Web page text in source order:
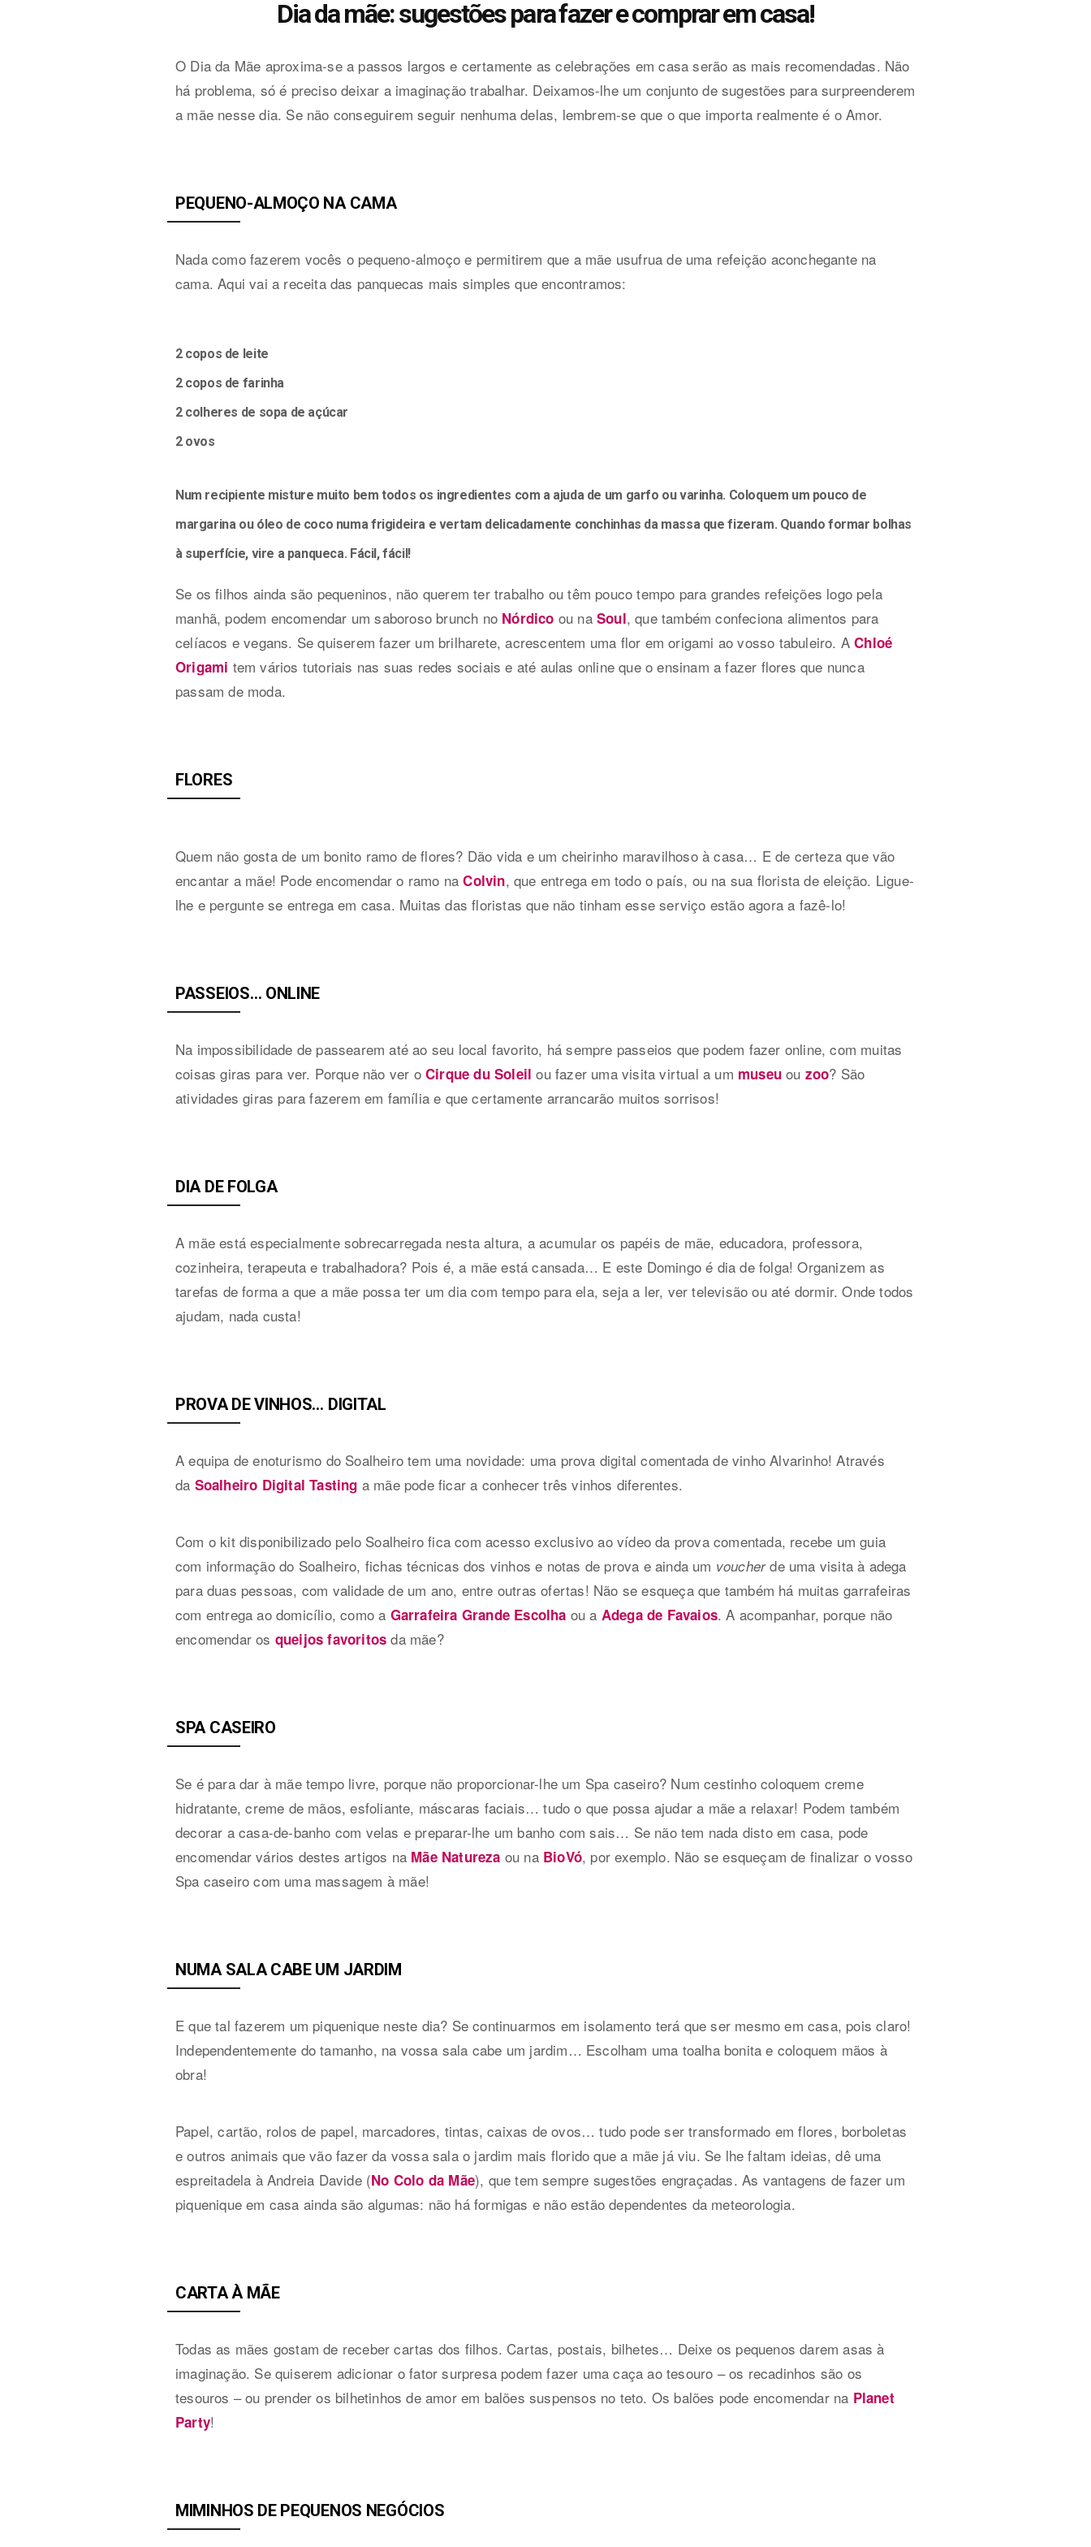
Dia da mãe: sugestões para fazer e comprar em casa!
O Dia da Mãe aproxima-se a passos largos e certamente as celebrações em casa serão as mais recomendadas. Não
há problema, só é preciso deixar a imaginação trabalhar. Deixamos-lhe um conjunto de sugestões para surpreenderem
a mãe nesse dia. Se não conseguirem seguir nenhuma delas, lembrem-se que o que importa realmente é o Amor.
PEQUENO-ALMOÇO NA CAMA
Nada como fazerem vocês o pequeno-almoço e permitirem que a mãe usufrua de uma refeição aconchegante na
cama. Aqui vai a receita das panquecas mais simples que encontramos:
2 copos de leite
2 copos de farinha
2 colheres de sopa de açúcar
2 ovos
Num recipiente misture muito bem todos os ingredientes com a ajuda de um garfo ou varinha. Coloquem um pouco de
margarina ou óleo de coco numa frigideira e vertam delicadamente conchinhas da massa que fizeram. Quando formar bolhas
à superfície, vire a panqueca. Fácil, fácil!
Se os filhos ainda são pequeninos, não querem ter trabalho ou têm pouco tempo para grandes refeições logo pela
manhã, podem encomendar um saboroso brunch no Nórdico ou naSoul, que também confeciona alimentos para
celíacos e vegans. Se quiserem fazer um brilharete, acrescentem uma flor em origami ao vosso tabuleiro. AChloé
Origami tem vários tutoriais nas suas redes sociais e até aulas online que o ensinam a fazer flores que nunca
passam de moda.
FLORES
Quem não gosta de um bonito ramo de flores? Dão vida e um cheirinho maravilhoso à casa… E de certeza que vão
encantar a mãe! Pode encomendar o ramo naColvin, que entrega em todo o país, ou na sua florista de eleição. Ligue-
lhe e pergunte se entrega em casa. Muitas das floristas que não tinham esse serviço estão agora a fazê-lo!
PASSEIOS… ONLINE
Na impossibilidade de passearem até ao seu local favorito, há sempre passeios que podem fazer online, com muitas
coisas giras para ver. Porque não ver oCirque du Soleil ou fazer uma visita virtual a um museu ou zoo? São
atividades giras para fazerem em família e que certamente arrancarão muitos sorrisos!
DIA DE FOLGA
A mãe está especialmente sobrecarregada nesta altura, a acumular os papéis de mãe, educadora, professora,
cozinheira, terapeuta e trabalhadora? Pois é, a mãe está cansada… E este Domingo é dia de folga! Organizem as
tarefas de forma a que a mãe possa ter um dia com tempo para ela, seja a ler, ver televisão ou até dormir. Onde todos
ajudam, nada custa!
PROVA DE VINHOS… DIGITAL
A equipa de enoturismo do Soalheiro tem uma novidade: uma prova digital comentada de vinho Alvarinho! Através
da Soalheiro Digital Tasting a mãe pode ficar a conhecer três vinhos diferentes.
Com o kit disponibilizado pelo Soalheiro fica com acesso exclusivo ao vídeo da prova comentada, recebe um guia
com informação do Soalheiro, fichas técnicas dos vinhos e notas de prova e ainda um voucherde uma visita à adega
para duas pessoas, com validade de um ano, entre outras ofertas! Não se esqueça que também há muitas garrafeiras
com entrega ao domicílio, como a Garrafeira Grande Escolha ou a Adega de Favaios. A acompanhar, porque não
encomendar os queijos favoritos da mãe?
SPA CASEIRO
Se é para dar à mãe tempo livre, porque não proporcionar-lhe um Spa caseiro? Num cestinho coloquem creme
hidratante, creme de mãos, esfoliante, máscaras faciais… tudo o que possa ajudar a mãe a relaxar! Podem também
decorar a casa-de-banho com velas e preparar-lhe um banho com sais… Se não tem nada disto em casa, pode
encomendar vários destes artigos na Mãe Natureza ou na BioVó, por exemplo. Não se esqueçam de finalizar o vosso
Spa caseiro com uma massagem à mãe!
NUMA SALA CABE UM JARDIM
E que tal fazerem um piquenique neste dia? Se continuarmos em isolamento terá que ser mesmo em casa, pois claro!
Independentemente do tamanho, na vossa sala cabe um jardim… Escolham uma toalha bonita e coloquem mãos à
obra!
Papel, cartão, rolos de papel, marcadores, tintas, caixas de ovos… tudo pode ser transformado em flores, borboletas
e outros animais que vão fazer da vossa sala o jardim mais florido que a mãe já viu. Se lhe faltam ideias, dê uma
espreitadela à Andreia Davide (No Colo da Mãe), que tem sempre sugestões engraçadas. As vantagens de fazer um
piquenique em casa ainda são algumas: não há formigas e não estão dependentes da meteorologia.
CARTA À MÃE
Todas as mães gostam de receber cartas dos filhos. Cartas, postais, bilhetes… Deixe os pequenos darem asas à
imaginação. Se quiserem adicionar o fator surpresa podem fazer uma caça ao tesouro – os recadinhos são os
tesouros – ou prender os bilhetinhos de amor em balões suspensos no teto. Os balões pode encomendar na Planet
Party!
MIMINHOS DE PEQUENOS NEGÓCIOS